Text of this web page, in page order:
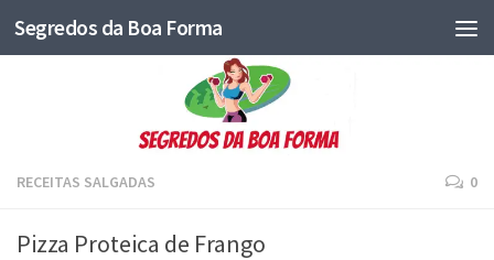
Segredos da Boa Forma
RECEITAS SALGADAS 0
Pizza Proteica de Frango